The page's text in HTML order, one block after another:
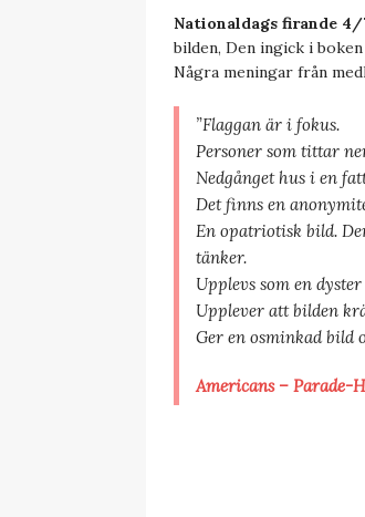
Nationaldags firande 4/
bilden, Den ingick i
Några meningar från
”Flaggan är i fokus.
Personer som tittar
Nedgånget hus i en
Det finns en
En opatriotisk bild.
tänker.
Upplevs som en
Upplever att bilden
Ger en osminkad bild
Americans – Parade-